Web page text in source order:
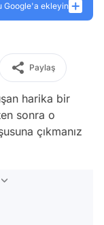
Google'a ekleyin
Paylaş
harika bir
sonra o
çıkmanız